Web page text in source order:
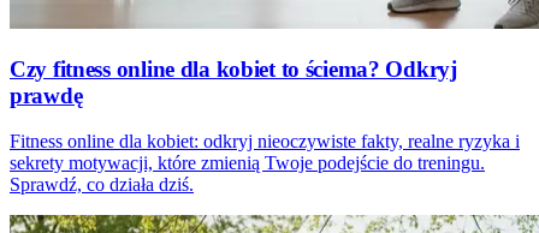
Czy fitness online dla kobiet to ściema? Odkryj
prawdę
Fitness online dla kobiet: odkryj nieoczywiste fakty, realne ryzyka i
sekrety motywacji, które zmienią Twoje podejście do treningu.
Sprawdź, co działa dziś.